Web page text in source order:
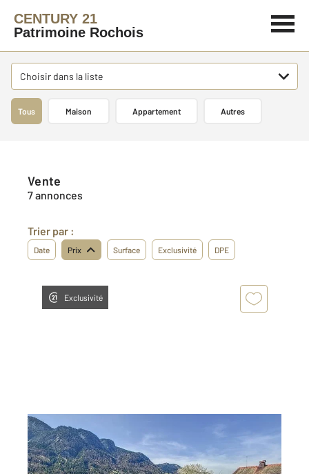
CENTURY 21
Patrimoine Rochois
Choisir dans la liste
Tous Maison Appartement Autres
Vente
7 annonces
Trier par :
Date Prix Surface Exclusivité DPE
Exclusivité
LE PETIT BORNAND LES GLIERES 74
1398 m2
Ref : 1099